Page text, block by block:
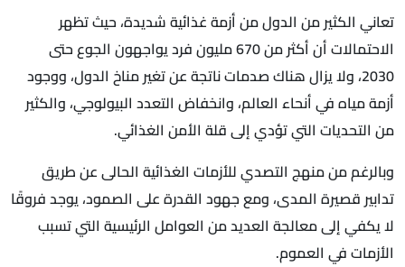
تعاني الكثير من الدول من أزمة غذائية شديدة، حيث تظهر
الاحتمالات أن أكثر من 670 مليون فرد يواجهون الجوع حتى
2030، ولا يزال هناك صدمات ناتجة عن تغير مناخ الدول، ووجود
أزمة مياه في أنحاء العالم، وانخفاض التعدد البيولوجي، والكثير
من التحديات التي تؤدي إلى قلة الأمن الغذائي.
وبالرغم من منهج التصدي للأزمات الغذائية الحالى عن طريق
تدابير قصيرة المدى، ومع جهود القدرة على الصمود، يوجد فروقًا
لا يكفي إلى معالجة العديد من العوامل الرئيسية التي تسبب
الأزمات في العموم.